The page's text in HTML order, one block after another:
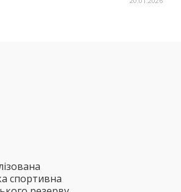
спортивна